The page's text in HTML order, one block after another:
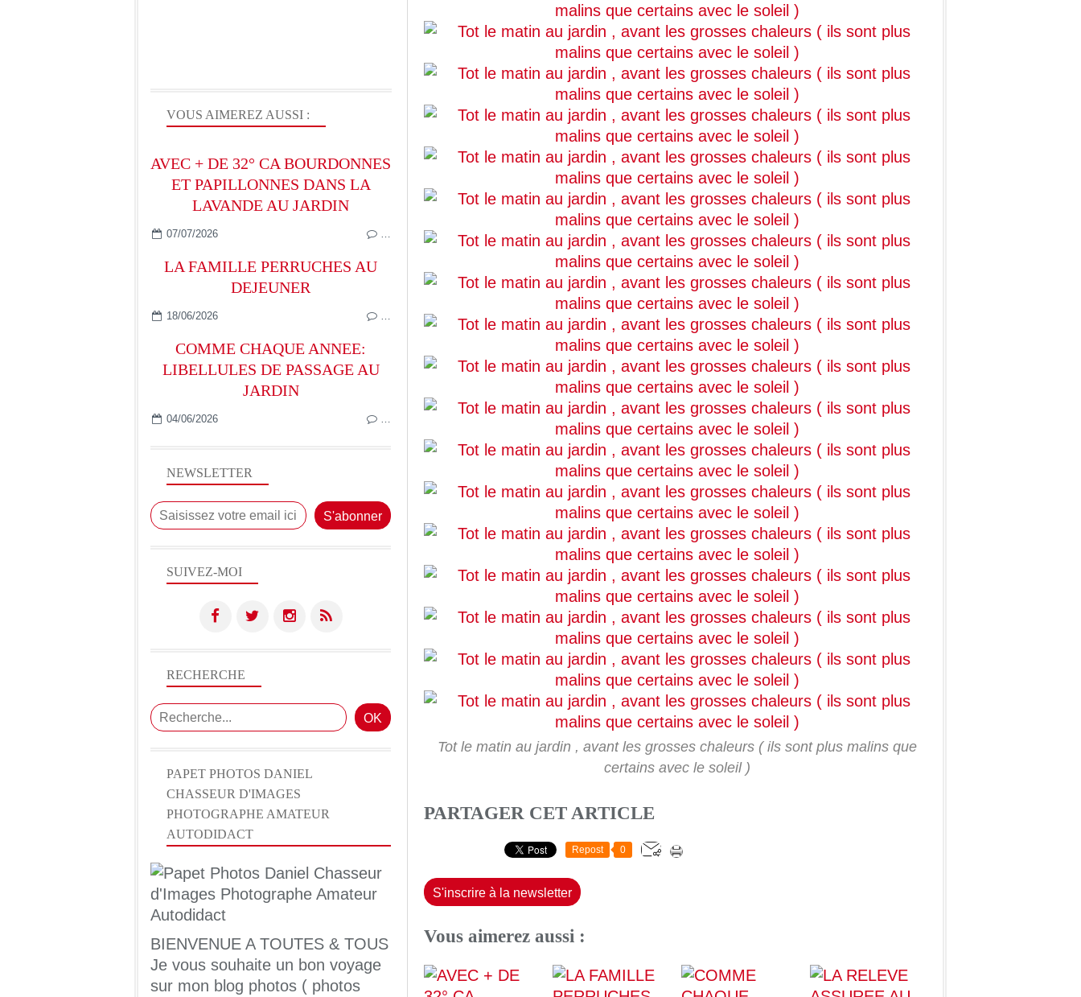
Tot le matin au jardin , avant les grosses chaleurs ( ils sont plus malins que
certains avec le soleil )
PARTAGER CET ARTICLE
Repost 0
S'inscrire à la newsletter
Vous aimerez aussi :
NEWSLETTER
SUIVEZ-MOI
RECHERCHE
PAPET PHOTOS DANIEL
CHASSEUR D'IMAGES
PHOTOGRAPHE AMATEUR
AUTODIDACT
BIENVENUE A TOUTES & TOUS
Je vous souhaite un bon voyage
sur mon blog photos ( photos
VOUS AIMEREZ AUSSI :
AVEC + DE 32° CA BOURDONNES
ET PAPILLONNES DANS LA
LAVANDE AU JARDIN
07/07/2026 …
LA FAMILLE PERRUCHES AU
DEJEUNER
18/06/2026 …
COMME CHAQUE ANNEE:
LIBELLULES DE PASSAGE AU
JARDIN
04/06/2026 …